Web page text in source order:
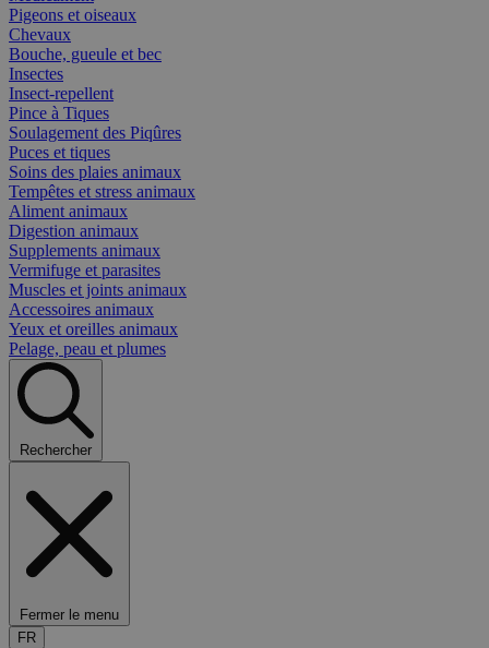
Pigeons et oiseaux
Chevaux
Bouche, gueule et bec
Insectes
Insect-repellent
Pince à Tiques
Soulagement des Piqûres
Puces et tiques
Soins des plaies animaux
Tempêtes et stress animaux
Aliment animaux
Digestion animaux
Supplements animaux
Vermifuge et parasites
Muscles et joints animaux
Accessoires animaux
Yeux et oreilles animaux
Pelage, peau et plumes
Rechercher
Fermer le menu
FR